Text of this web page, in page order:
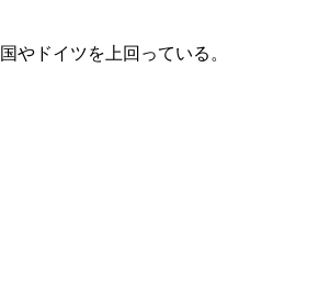
やドイツを上回っている。